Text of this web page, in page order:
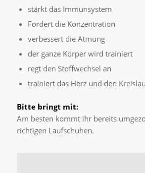
stärkt das Immunsystem
Fördert die Konzentration
verbessert die Atmung
der ganze Körper wird trainiert
regt den Stoffwechsel an
trainiert das Herz und den
Bitte bringt mit:
Am besten kommt ihr bereits
richtigen Laufschuhen.